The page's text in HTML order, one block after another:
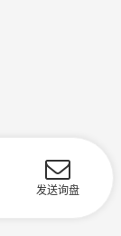
发送询盘